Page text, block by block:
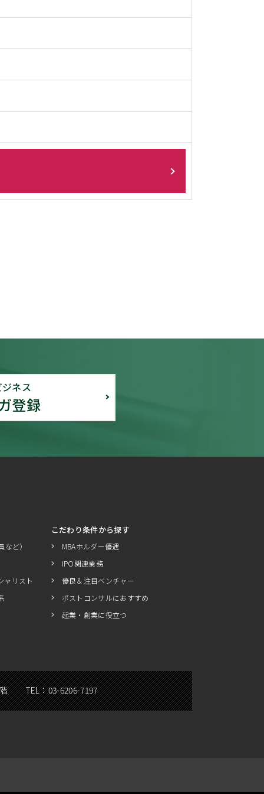
ネス
登録
ど）
ャリスト
こだわり条件から探す
MBAホルダー優遇
IPO関連業務
優良＆注目ベンチャー
ポストコンサルにおすすめ
起業・創業に役立つ
TEL：03-6206-7197